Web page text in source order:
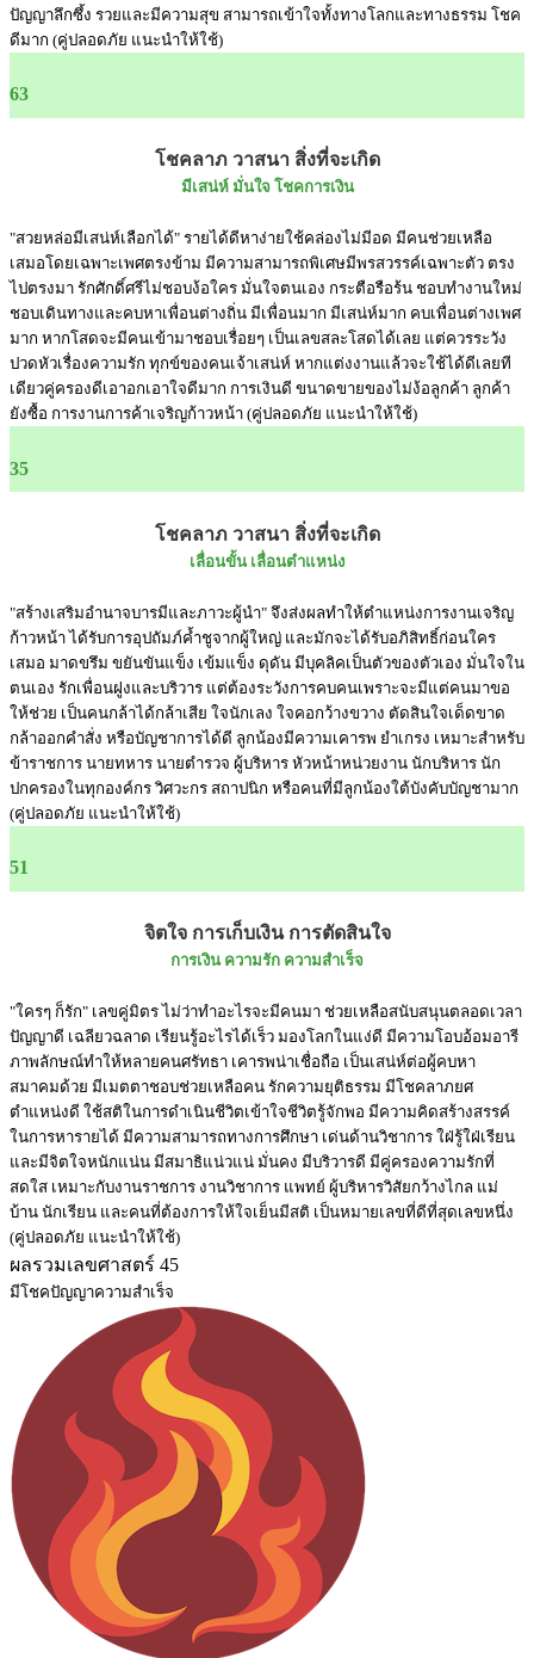
ปัญญาลึกซึ้ง รวยและมีความสุข สามารถเข้าใจทั้งทางโลกและทางธรรม โชค
ดีมาก (คู่ปลอดภัย แนะนำให้ใช้)
63
โชคลาภ วาสนา สิ่งที่จะเกิด
มีเสน่ห์ มั่นใจ โชคการเงิน
"สวยหล่อมีเสน่ห์เลือกได้" รายได้ดีหาง่ายใช้คล่องไม่มีอด มีคนช่วยเหลือ
เสมอโดยเฉพาะเพศตรงข้าม มีความสามารถพิเศษมีพรสวรรค์เฉพาะตัว ตรง
ไปตรงมา รักศักดิ์ศรีไม่ชอบง้อใคร มั่นใจตนเอง กระตือรือร้น ชอบทำงานใหม่
ชอบเดินทางและคบหาเพื่อนต่างถิ่น มีเพื่อนมาก มีเสน่ห์มาก คบเพื่อนต่างเพศ
มาก หากโสดจะมีคนเข้ามาชอบเรื่อยๆ เป็นเลขสละโสดได้เลย แต่ควรระวัง
ปวดหัวเรื่องความรัก ทุกข์ของคนเจ้าเสน่ห์ หากแต่งงานแล้วจะใช้ได้ดีเลยที
เดียวคู่ครองดีเอาอกเอาใจดีมาก การเงินดี ขนาดขายของไม่ง้อลูกค้า ลูกค้า
ยังซื้อ การงานการค้าเจริญก้าวหน้า (คู่ปลอดภัย แนะนำให้ใช้)
35
โชคลาภ วาสนา สิ่งที่จะเกิด
เลื่อนขั้น เลื่อนตำแหน่ง
"สร้างเสริมอำนาจบารมีและภาวะผู้นำ" จึงส่งผลทำให้ตำแหน่งการงานเจริญ
ก้าวหน้า ได้รับการอุปถัมภ์ค้ำชูจากผู้ใหญ่ และมักจะได้รับอภิสิทธิ์ก่อนใคร
เสมอ มาดขรึม ขยันขันแข็ง เข้มแข็ง ดุดัน มีบุคลิคเป็นตัวของตัวเอง มั่นใจใน
ตนเอง รักเพื่อนฝูงและบริวาร แต่ต้องระวังการคบคนเพราะจะมีแต่คนมาขอ
ให้ช่วย เป็นคนกล้าได้กล้าเสีย ใจนักเลง ใจคอกว้างขวาง ตัดสินใจเด็ดขาด
กล้าออกคำสั่ง หรือบัญชาการได้ดี ลูกน้องมีความเคารพ ยำเกรง เหมาะสำหรับ
ข้าราชการ นายทหาร นายตำรวจ ผู้บริหาร หัวหน้าหน่วยงาน นักบริหาร นัก
ปกครองในทุกองค์กร วิศวะกร สถาปนิก หรือคนที่มีลูกน้องใต้บังคับบัญชามาก
(คู่ปลอดภัย แนะนำให้ใช้)
51
จิตใจ การเก็บเงิน การตัดสินใจ
การเงิน ความรัก ความสำเร็จ
"ใครๆ ก็รัก" เลขคู่มิตร ไม่ว่าทำอะไรจะมีคนมา ช่วยเหลือสนับสนุนตลอดเวลา
ปัญญาดี เฉลียวฉลาด เรียนรู้อะไรได้เร็ว มองโลกในแง่ดี มีความโอบอ้อมอารี
ภาพลักษณ์ทำให้หลายคนศรัทธา เคารพน่าเชื่อถือ เป็นเสน่ห์ต่อผู้คบหา
สมาคมด้วย มีเมตตาชอบช่วยเหลือคน รักความยุติธรรม มีโชคลาภยศ
ตำแหน่งดี ใช้สติในการดำเนินชีวิตเข้าใจชีวิตรู้จักพอ มีความคิดสร้างสรรค์
ในการหารายได้ มีความสามารถทางการศึกษา เด่นด้านวิชาการ ใฝ่รู้ใฝ่เรียน
และมีจิตใจหนักแน่น มีสมาธิแน่วแน่ มั่นคง มีบริวารดี มีคู่ครองความรักที่
สดใส เหมาะกับงานราชการ งานวิชาการ แพทย์ ผู้บริหารวิสัยกว้างไกล แม่
บ้าน นักเรียน และคนที่ต้องการให้ใจเย็นมีสติ เป็นหมายเลขที่ดีที่สุดเลขหนึ่ง
(คู่ปลอดภัย แนะนำให้ใช้)
ผลรวมเลขศาสตร์ 45
มีโชคปัญญาความสำเร็จ